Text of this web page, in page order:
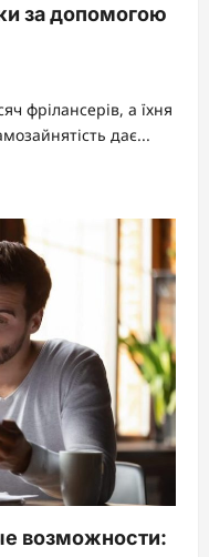
за допомогою
фрілансерів, а їхня
дає...
возможности: